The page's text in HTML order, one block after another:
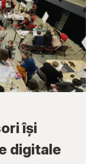
își
digitale